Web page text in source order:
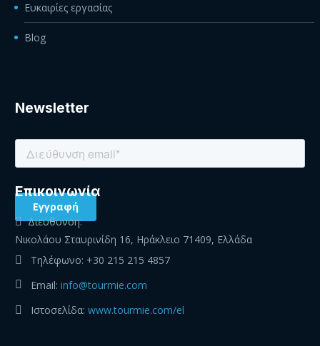
Ευκαιρίες εργασίας
Blog
Newsletter
Eπικοινωνία
Διεύθυνση:
Νικολάου Σταυρινίδη 16, Ηράκλειο 71409, Ελλάδα
Τηλέφωνο: +30 215 215 4857
Email: info@tourmie.com
Ιστοσελίδα: www.tourmie.com/el